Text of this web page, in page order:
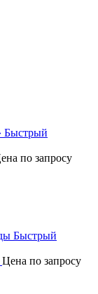
Быстрый
по запросу
Быстрый
Цена по запросу